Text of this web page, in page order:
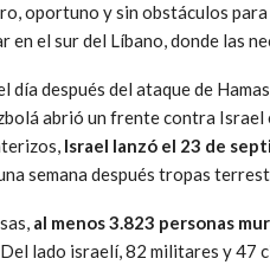
oportuno y sin obstáculos
el sur del Líbano, donde las
día después del ataque de
abrió un frente contra Israel
Israel lanzó el 23 de
semana después tropas
al menos 3.823 personas
lado israelí, 82 militares y 47